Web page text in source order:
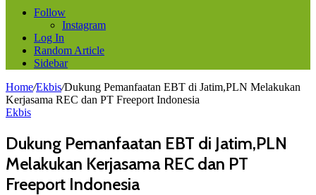
Follow
Instagram
Log In
Random Article
Sidebar
Home/Ekbis/Dukung Pemanfaatan EBT di Jatim,PLN Melakukan
Kerjasama REC dan PT Freeport Indonesia
Ekbis
Dukung Pemanfaatan EBT di Jatim,PLN
Melakukan Kerjasama REC dan PT
Freeport Indonesia